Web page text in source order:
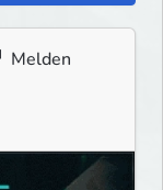
Melden